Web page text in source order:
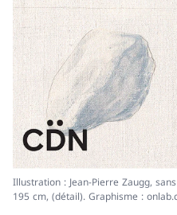
Illustration : Jean-Pierre Zaugg,
195 cm, (détail). Graphisme :